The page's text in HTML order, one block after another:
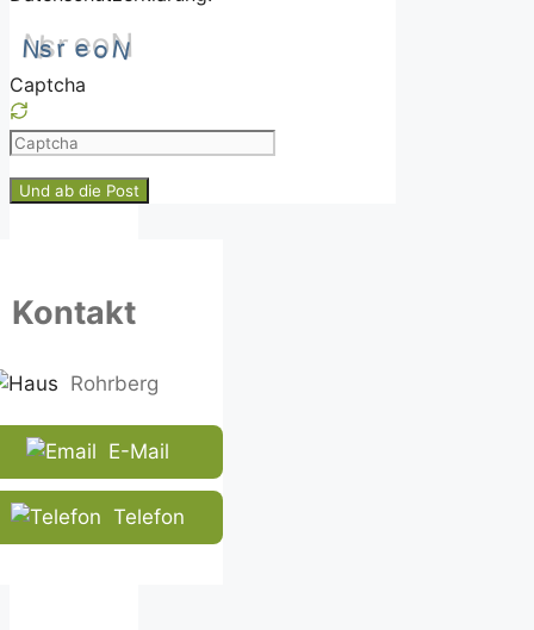
Captcha
Please
the
the
ensure
that
you
are
human.
Kontakt
Rohrberg
E-Mail
Telefon